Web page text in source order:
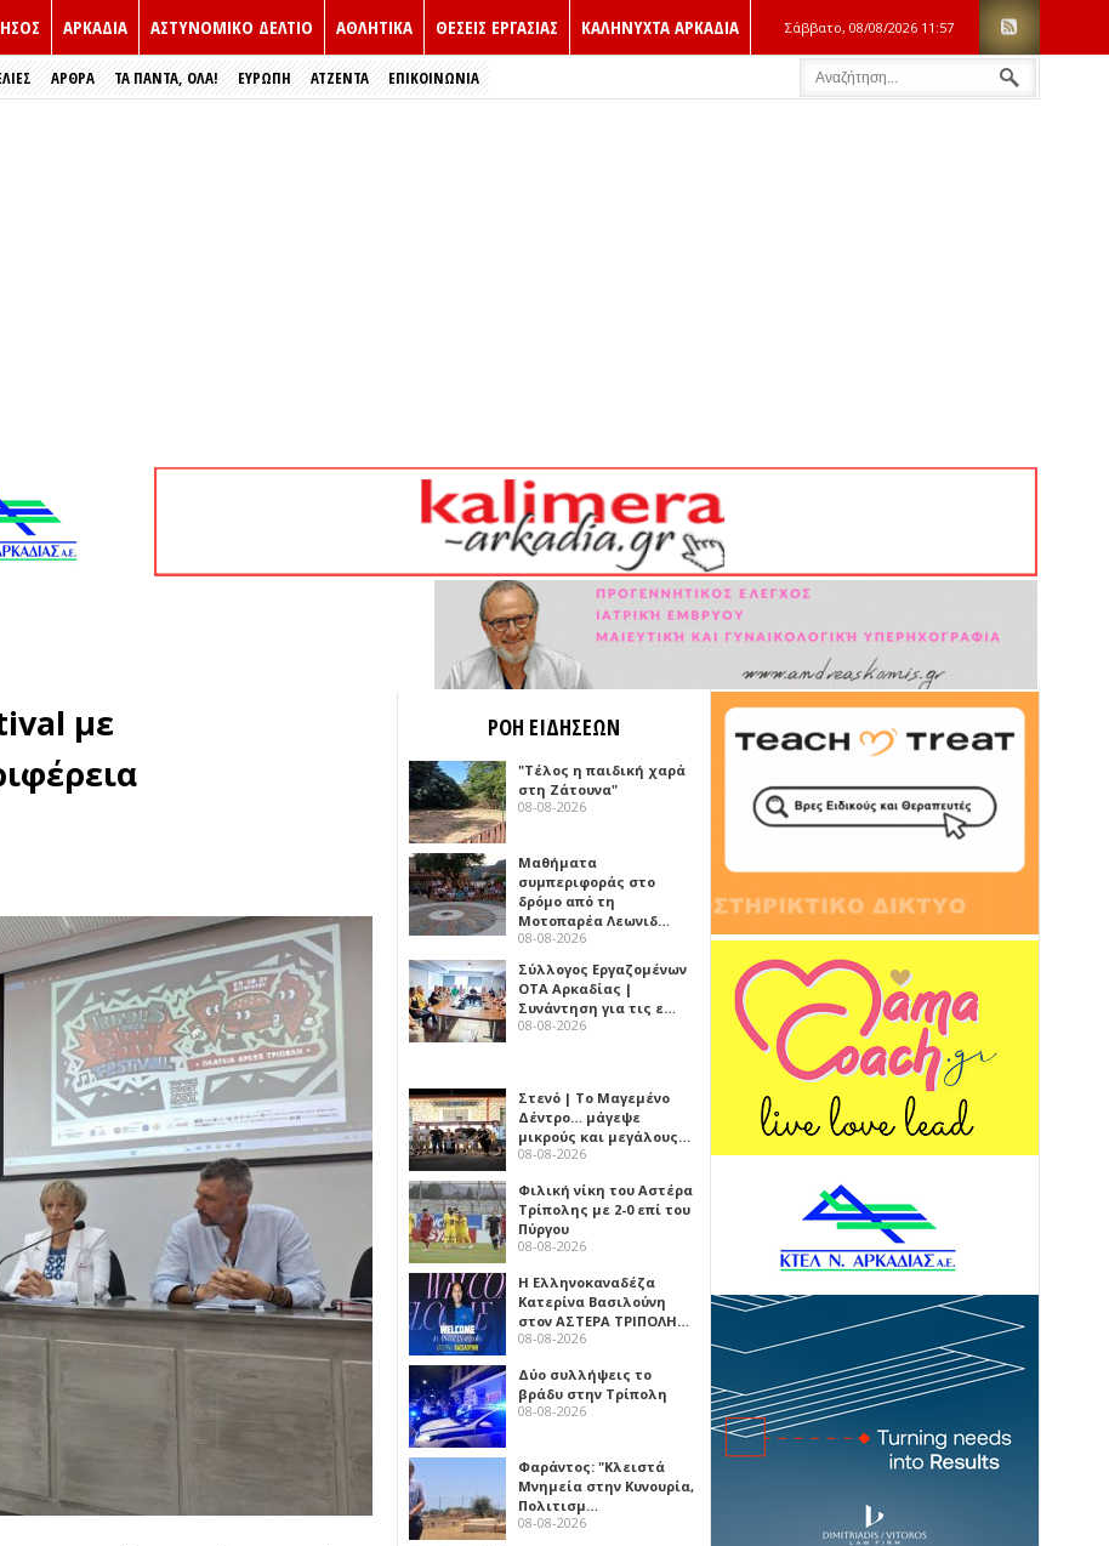
ΑΡΚΑΔΙΑ ΑΣΤΥΝΟΜΙΚΟ ΔΕΛΤΙΟ ΑΘΛΗΤΙΚΑ ΘΕΣΕΙΣ ΕΡΓΑΣΙΑΣ ΚΑΛΗΝΥΧΤΑ ΑΡΚΑΔΙΑ Σάββατο, 08/08/2026 11:57
ΑΡΘΡΑ ΤΑ ΠΑΝΤΑ, ΟΛΑ! ΕΥΡΏΠΗ ΑΤΖΕΝΤΑ ΕΠΙΚΟΙΝΩΝΙΑ
με
ΡΟΗ ΕΙΔΗΣΕΩΝ
"Τέλος η παιδική χαρά
στη Ζάτουνα"
08-08-2026
Μαθήματα
συμπεριφοράς στο
δρόμο από τη
Μοτοπαρέα Λεωνιδ…
08-08-2026
Σύλλογος Εργαζομένων
ΟΤΑ Αρκαδίας |
Συνάντηση για τις ε…
08-08-2026
Στενό | Το Μαγεμένο
Δέντρο… μάγεψε
μικρούς και μεγάλους…
08-08-2026
Φιλική νίκη του Αστέρα
Τρίπολης με 2-0 επί του
Πύργου
08-08-2026
Η Ελληνοκαναδέζα
Κατερίνα Βασιλούνη
στον ΑΣΤΕΡΑ ΤΡΙΠΟΛΗ…
08-08-2026
Δύο συλλήψεις το
βράδυ στην Τρίπολη
08-08-2026
Φαράντος: "Κλειστά
Μνημεία στην Κυνουρία,
Πολιτισμ…
08-08-2026